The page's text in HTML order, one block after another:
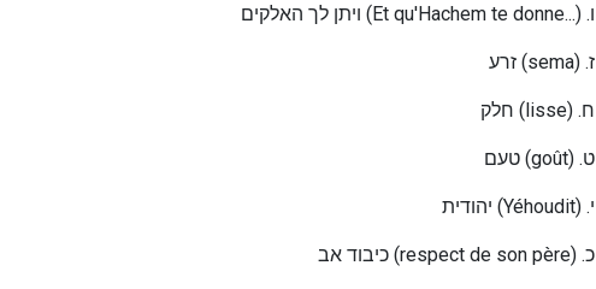
ויתן לך האלקים (Et qu'Hachem te donne...) .ו
זרע (sema) .ז
חלק (lisse) .ח
טעם (goût) .ט
יהודית (Yéhoudit) .י
כיבוד אב (respect de son père) .כ